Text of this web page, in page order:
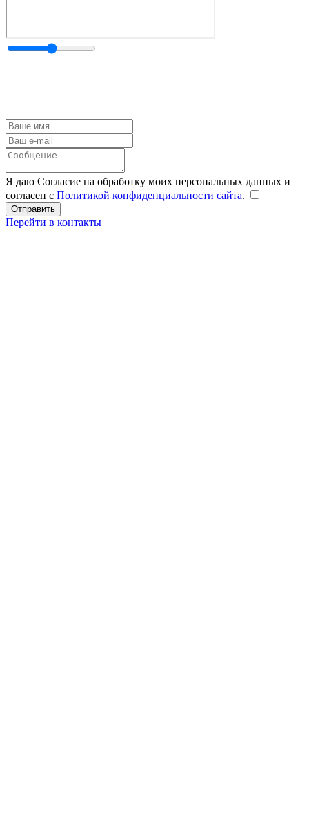
Я даю Согласие на обработку моих персональных данных и
согласен с Политикой конфиденциальности сайта.
Перейти в контакты